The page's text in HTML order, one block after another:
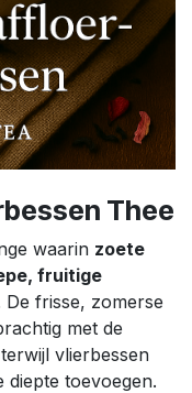
Thee
waarin zoete
fruitige
frisse, zomerse
met de
vlierbessen
diepte toevoegen.